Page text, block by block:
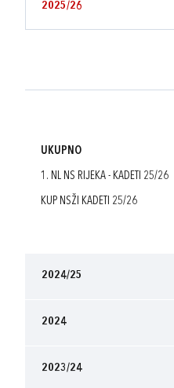
2025/26
UKUPNO
1. NL NS RIJEKA - KADETI 25/26
KUP NSŽI KADETI 25/26
2024/25
2024
2023/24